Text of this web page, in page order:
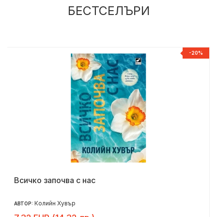
БЕСТСЕЛЪРИ
-20%
Всичко започва с нас
АВТОР: Колийн Хувър